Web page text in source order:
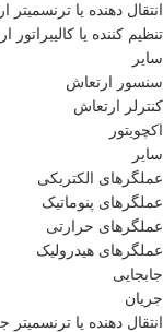
انتقال دهنده یا ترنسمیتر
تنظیم کننده یا کالیبراتور
سایر
سنسور ارتعاش
کنترلر ارتعاش
اکچویتور
سایر
عملگرهای الکتریکی
عملگرهای پنوماتیک
عملگرهای حرارتی
عملگرهای هیدرولیک
جابجایی
جریان
انتقال دهنده یا ترنسمیتر